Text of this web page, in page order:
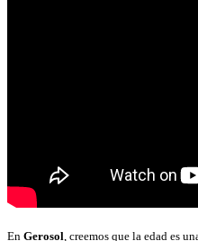
En Gerosol, creemos que la edad es